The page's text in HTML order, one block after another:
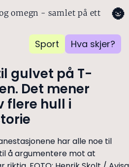
omegn - samlet på ett
Sport Hva skjer?
🌚
gulvet på T-
Det mener
flere hull i